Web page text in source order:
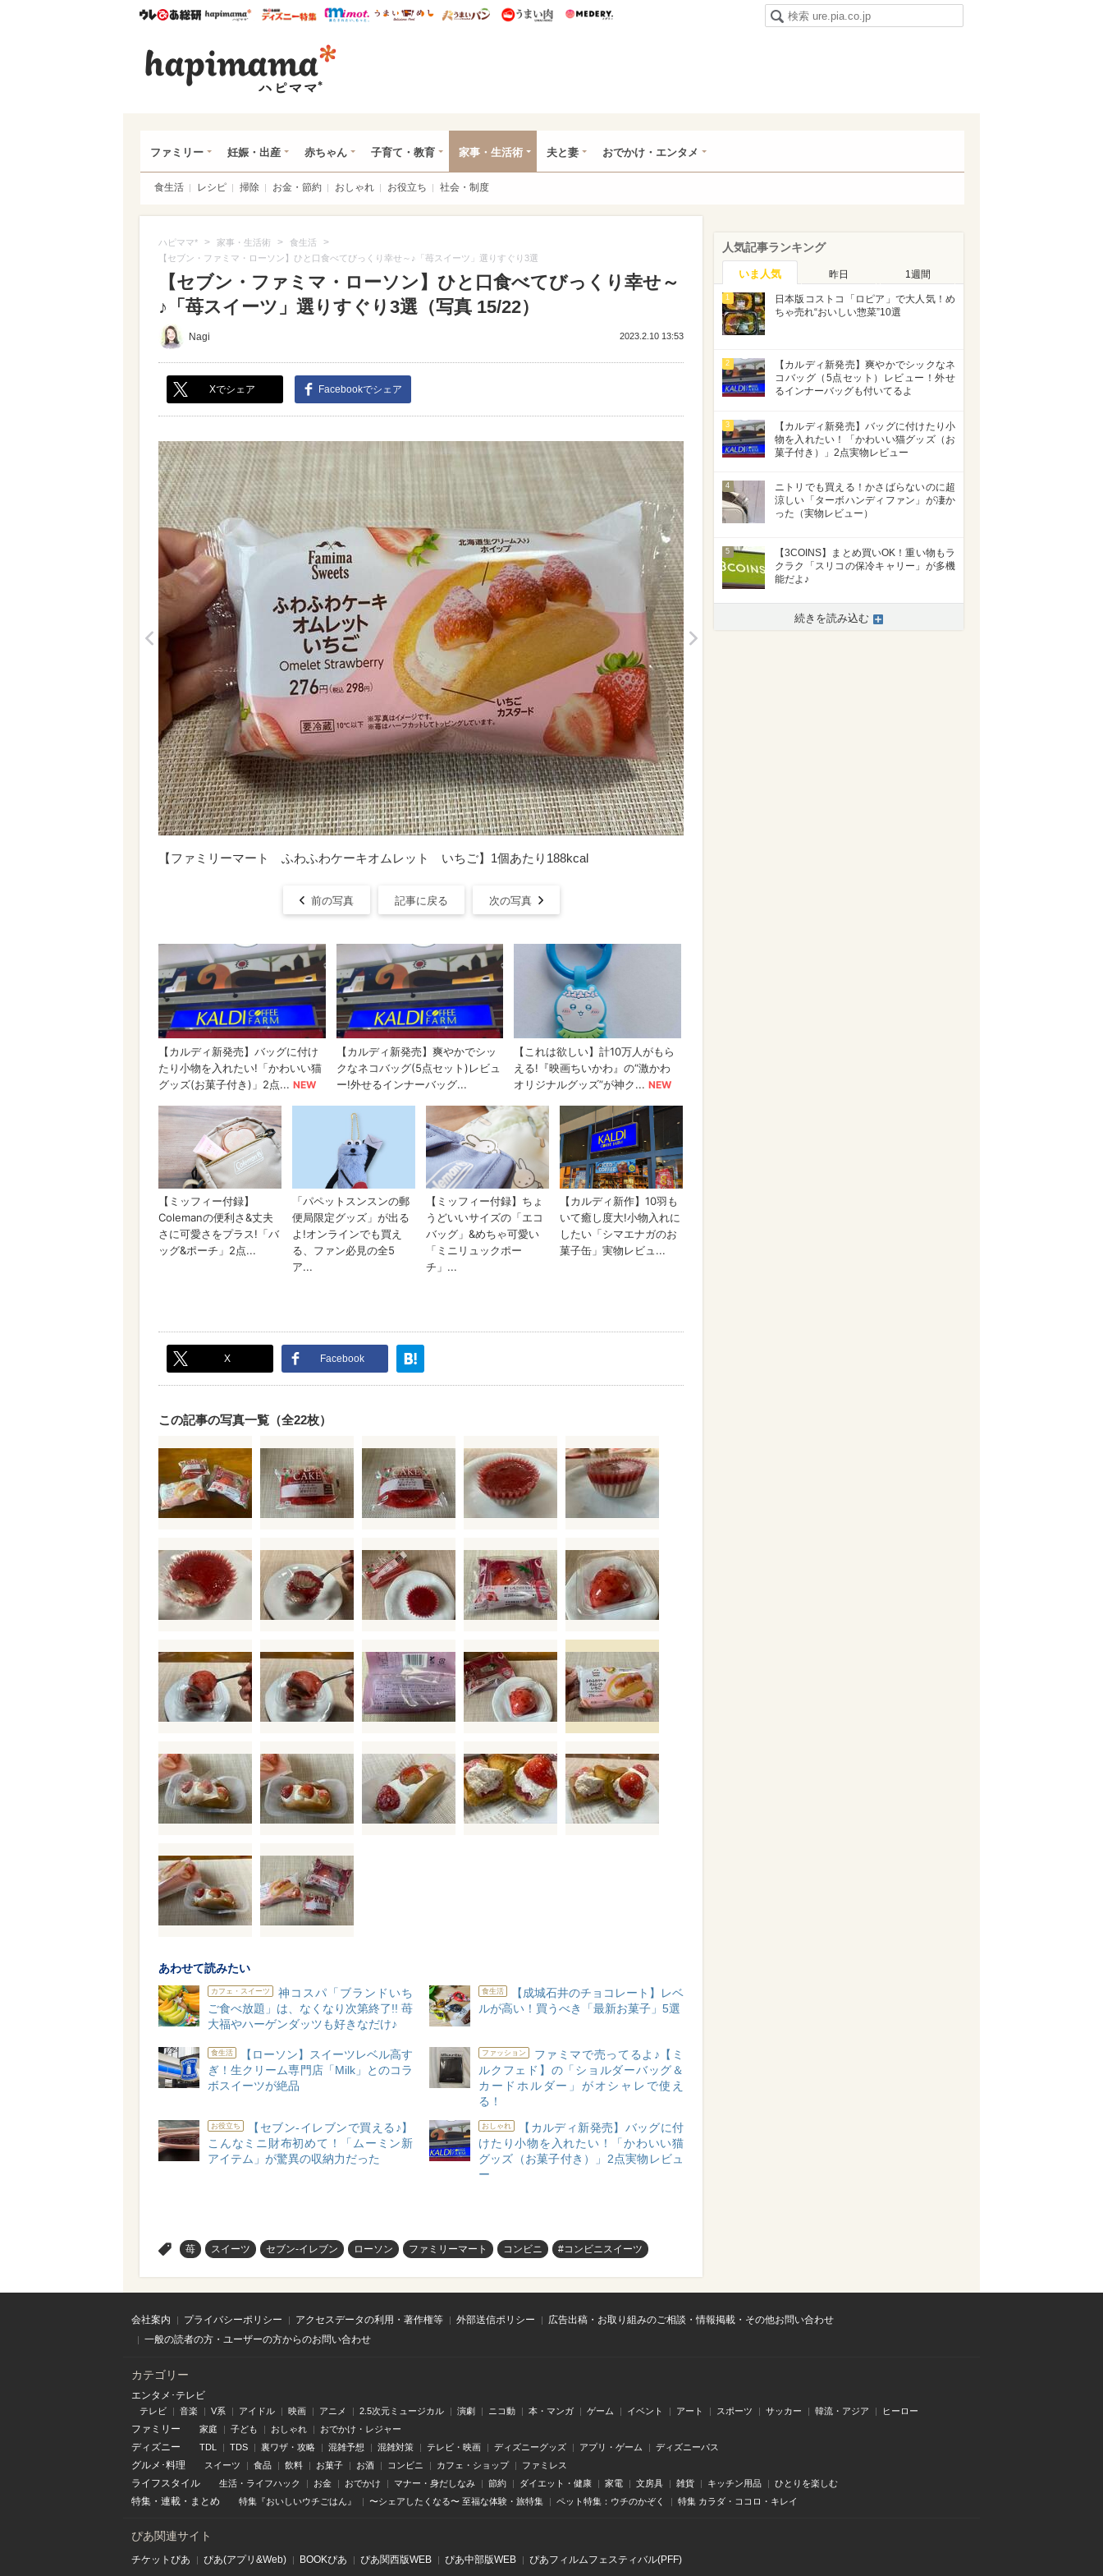
ウレぴあ総研ハピママ* ウレぴあ総研 ディズニー特集
mimot. うまいめし うまいパン うまい肉
ファミリー 妊娠・出産 赤ちゃん 子育て・教育 家事・生活術 夫と妻 おでかけ・エンタメ
食生活 レシピ 掃除 お金・節約 おしゃれ お役立ち 社会・制度
ハピママ* > 家事・生活術 > 食生活 >
【セブン・ファミマ・ローソン】ひと口食べてびっくり幸せ～♪「苺スイーツ」選りすぐり3選
【セブン・ファミマ・ローソン】ひと口食べてびっくり幸せ～
♪「苺スイーツ」選りすぐり3選（写真 15/22）
Nagi 2023.2.10 13:53
Xでシェア Facebookでシェア
【ファミリーマート ふわふわケーキオムレット いちご】1個あたり188kcal
前の写真 記事に戻る 次の写真
X Facebook
この記事の写真一覧（全22枚）
あわせて読みたい
カフェ・スイーツ
神コスパ「ブランドいち
ご食べ放題」は、なくなり次第終了!! 苺
大福やハーゲンダッツも好きなだけ♪
食生活
【成城石井のチョコレート】レベ
ルが高い！買うべき「最新お菓子」5選
食生活
【ローソン】スイーツレベル高す
ぎ！生クリーム専門店「Milk」とのコラ
ボスイーツが絶品
ファッション
ファミマで売ってるよ♪【ミ
ルクフェド】の「ショルダーバッグ＆
カードホルダー」がオシャレで使え
る！
お役立ち
【セブン-イレブンで買える♪】
こんなミニ財布初めて！「ムーミン新
アイテム」が驚異の収納力だった
おしゃれ
【カルディ新発売】バッグに付
けたり小物を入れたい！「かわいい猫
グッズ（お菓子付き）」2点実物レビュ
ー
苺 スイーツ セブン-イレブン ローソン ファミリーマート コンビニ #コンビニスイーツ
人気記事ランキング
いま人気 昨日 1週間
1
日本版コストコ「ロピア」で大人気！め
ちゃ売れ“おいしい惣菜”10選
2
【カルディ新発売】爽やかでシックなネ
コバッグ（5点セット）レビュー！外せ
るインナーバッグも付いてるよ
3
【カルディ新発売】バッグに付けたり小
物を入れたい！「かわいい猫グッズ（お
菓子付き）」2点実物レビュー
4
ニトリでも買える！かさばらないのに超
涼しい「ターボハンディファン」が凄か
った（実物レビュー）
5
【3COINS】まとめ買いOK！重い物もラ
クラク「スリコの保冷キャリー」が多機
能だよ♪
続きを読み込む
会社案内 プライバシーポリシー アクセスデータの利用・著作権等 外部送信ポリシー
広告出稿・お取り組みのご相談・情報掲載・その他お問い合わせ
一般の読者の方・ユーザーの方からのお問い合わせ
カテゴリー
エンタメ･テレビ
テレビ 音楽 V系 アイドル 映画 アニメ 2.5次元ミュージカル 演劇 ニコ動 本・マンガ ゲーム イベント アート スポーツ サッカー 韓流・アジア ヒーロー
ファミリー 家庭 子ども おしゃれ おでかけ・レジャー
ディズニー TDL TDS 裏ワザ・攻略 混雑予想 混雑対策 テレビ・映画 ディズニーグッズ アプリ・ゲーム ディズニーパス
グルメ･料理 スイーツ 食品 飲料 お菓子 お酒 コンビニ カフェ・ショップ ファミレス
ライフスタイル 生活・ライフハック お金 おでかけ マナー・身だしなみ 節約 ダイエット・健康 家電 文房具 雑貨 キッチン用品 ひとりを楽しむ
特集 ・ 連載 ・ まとめ 特集『おいしいウチごはん』 〜シェアしたくなる〜 至福な体験・旅特集 ペット特集：ウチのかぞく 特集 カラダ・ココロ・キレイ
ぴあ関連サイト
チケットぴあ ぴあ(アプリ&Web) BOOKぴあ ぴあ関⻄版WEB ぴあ中部版WEB ぴあフィルムフェスティバル(PFF)